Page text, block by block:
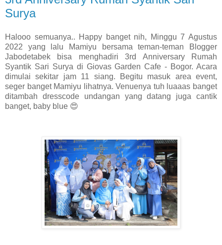
Surya
Halooo semuanya.. Happy banget nih, Minggu 7 Agustus
2022 yang lalu Mamiyu bersama teman-teman Blogger
Jabodetabek bisa menghadiri 3rd Anniversary Rumah
Syantik Sari Surya di Giovas Garden Cafe - Bogor. Acara
dimulai sekitar jam 11 siang. Begitu masuk area event,
seger banget Mamiyu lihatnya. Venuenya tuh luaaas banget
ditambah dresscode undangan yang datang juga cantik
banget, baby blue 😍